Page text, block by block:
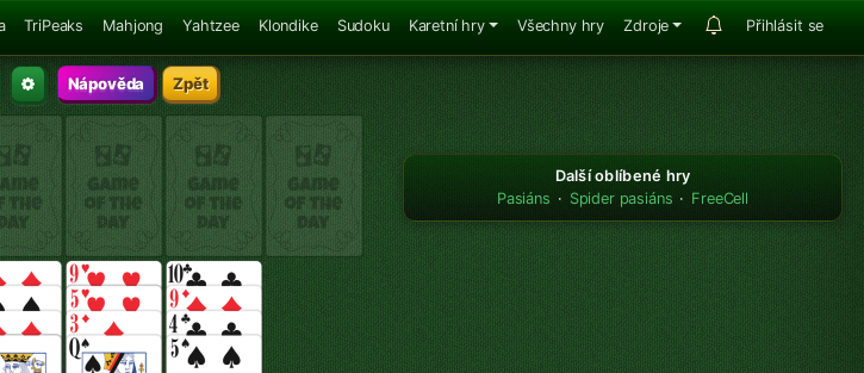
TriPeaks Mahjong Yahtzee Klondike Sudoku Karetní hry Všechny hry Zdroje Přihlásit se
Nápověda Zpět
Další oblíbené hry
Pasiáns · Spider pasiáns · FreeCell